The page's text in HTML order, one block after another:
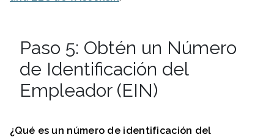
Paso 5: Obtén un Número
de Identificación del
Empleador (EIN)
¿Qué es un número de identificación del